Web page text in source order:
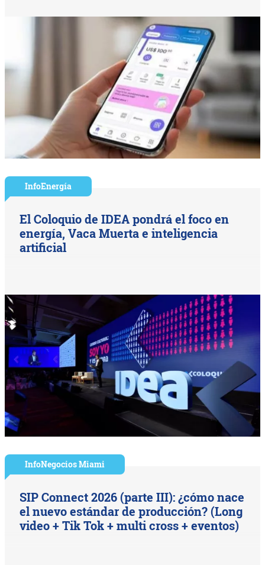
InfoEnergía
El Coloquio de IDEA pondrá el foco en
energía, Vaca Muerta e inteligencia
artificial
InfoNegocios Miami
SIP Connect 2026 (parte III): ¿cómo nace
el nuevo estándar de producción? (Long
video + Tik Tok + multi cross + eventos)